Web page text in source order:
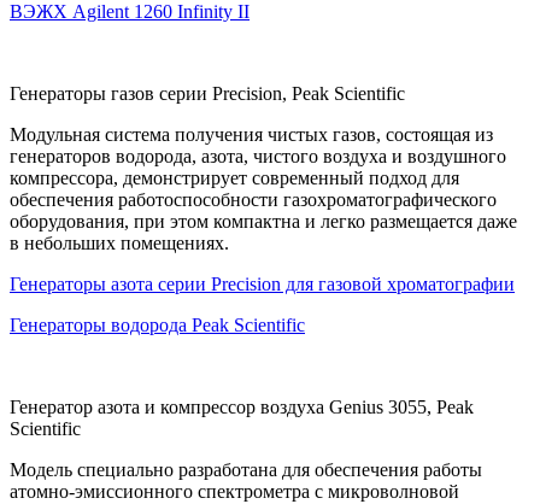
ВЭЖХ Agilent 1260 Infinity II
Генераторы газов серии Precision, Peak Scientific
Модульная система получения чистых газов, состоящая из
генераторов водорода, азота, чистого воздуха и воздушного
компрессора, демонстрирует современный подход для
обеспечения работоспособности газохроматографического
оборудования, при этом компактна и легко размещается даже
в небольших помещениях.
Генераторы азота серии Precision для газовой хроматографии
Генераторы водорода Peak Scientific
Генератор азота и компрессор воздуха Genius 3055, Peak
Scientific
Модель специально разработана для обеспечения работы
атомно-эмиссионного спектрометра с микроволновой